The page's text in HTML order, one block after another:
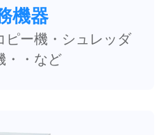
機器
ピー機・シュレッダ
・・など